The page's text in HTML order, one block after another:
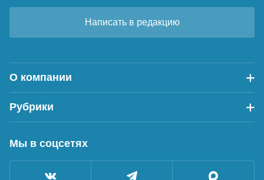
Написать в редакцию
О компании
Рубрики
Мы в соцсетях